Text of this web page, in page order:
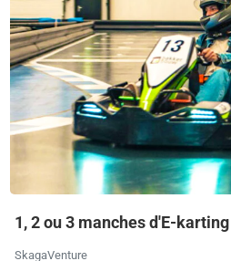
1, 2 ou 3 manches d'E-
SkagaVenture